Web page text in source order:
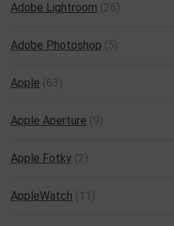
Adobe Lightroom (26)
Adobe Photoshop (5)
Apple (63)
Apple Aperture (9)
Apple Fotky (2)
AppleWatch (11)